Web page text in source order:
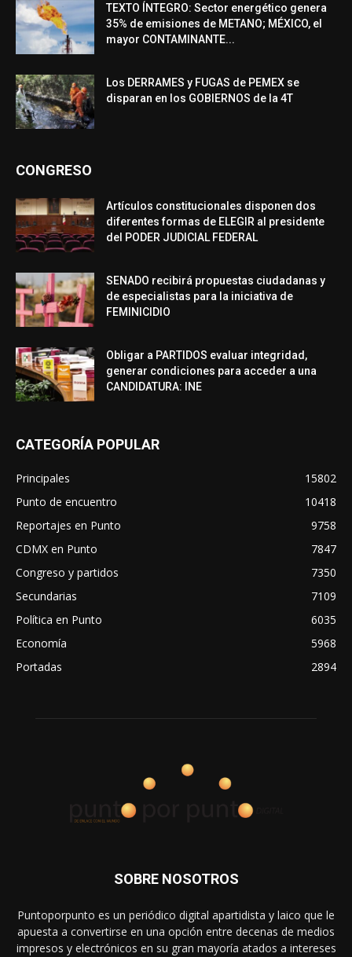
TEXTO ÍNTEGRO: Sector energético genera
35% de emisiones de METANO; MÉXICO, el
mayor CONTAMINANTE...
Los DERRAMES y FUGAS de PEMEX se
disparan en los GOBIERNOS de la 4T
CONGRESO
Artículos constitucionales disponen dos
diferentes formas de ELEGIR al presidente
del PODER JUDICIAL FEDERAL
SENADO recibirá propuestas ciudadanas y
de especialistas para la iniciativa de
FEMINICIDIO
Obligar a PARTIDOS evaluar integridad,
generar condiciones para acceder a una
CANDIDATURA: INE
CATEGORÍA POPULAR
Principales
15802
Punto de encuentro
10418
Reportajes en Punto
9758
CDMX en Punto
7847
Congreso y partidos
7350
Secundarias
7109
Política en Punto
6035
Economía
5968
Portadas
2894
SOBRE NOSOTROS
Puntoporpunto es un periódico digital apartidista y laico que le
apuesta a convertirse en una opción entre decenas de medios
impresos y electrónicos en su gran mayoría atados a intereses